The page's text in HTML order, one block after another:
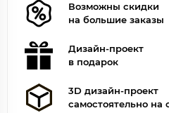
Возможны скидки
на большие заказы
Дизайн-проект
в подарок
3D дизайн-проект
самостоятельно на